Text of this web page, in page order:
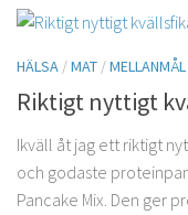
HÄLSA /MAT /MELLANMÅL
Riktigt nyttigt
Ikväll åt jag ett riktigt
och godaste
Pancake Mix. Den ger